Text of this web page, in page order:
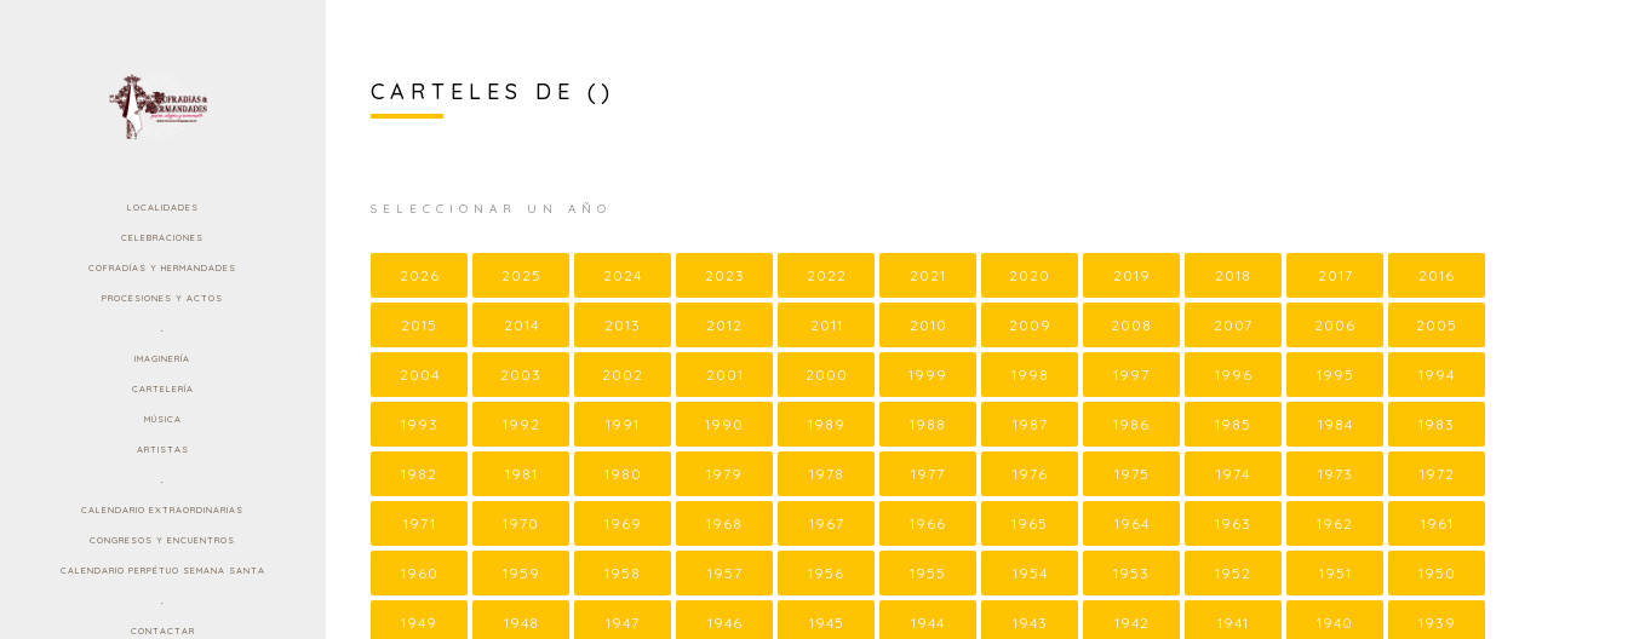
LOCALIDADES
CELEBRACIONES
COFRADÍAS Y HERMANDADES
PROCESIONES Y ACTOS
.
IMAGINERÍA
CARTELERÍA
MÚSICA
ARTISTAS
.
CALENDARIO EXTRAORDINARIAS
CONGRESOS Y ENCUENTROS
CALENDARIO PERPÉTUO SEMANA SANTA
.
CONTACTAR
CARTELES DE ()
SELECCIONAR UN AÑO
2026 2025 2024 2023 2022 2021 2020 2019 2018 2017 2016
2015 2014 2013 2012 2011 2010 2009 2008 2007 2006 2005
2004 2003 2002 2001 2000 1999 1998 1997 1996 1995 1994
1993 1992 1991 1990 1989 1988 1987 1986 1985 1984 1983
1982 1981 1980 1979 1978 1977 1976 1975 1974 1973 1972
1971 1970 1969 1968 1967 1966 1965 1964 1963 1962 1961
1960 1959 1958 1957 1956 1955 1954 1953 1952 1951 1950
1949 1948 1947 1946 1945 1944 1943 1942 1941 1940 1939